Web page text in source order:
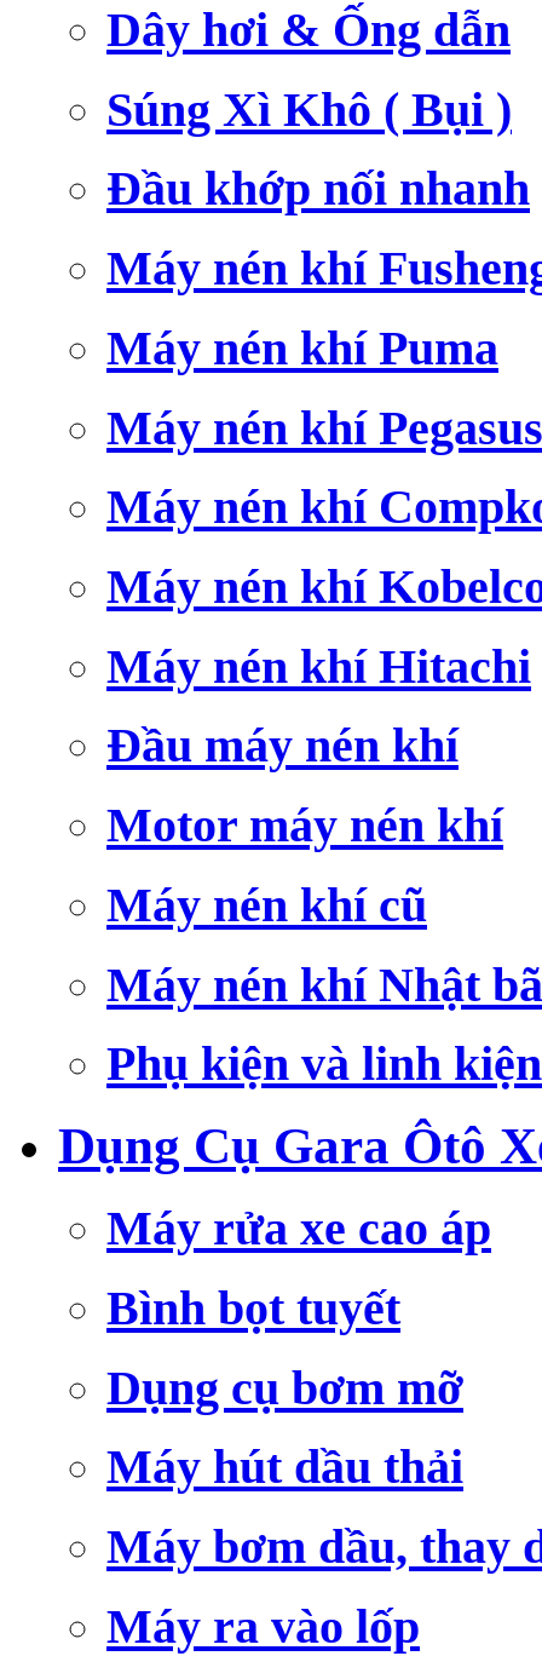
Dây hơi & Ống dẫn
Súng Xì Khô ( Bụi )
Đầu khớp nối nhanh
Máy nén khí
Máy nén khí Puma
Máy nén khí Pegasus
Máy nén khí
Máy nén khí
Máy nén khí Hitachi
Đầu máy nén khí
Motor máy nén khí
Máy nén khí cũ
Máy nén khí Nhật
Phụ kiện và linh kiện
Dụng Cụ Gara Ôtô
Máy rửa xe cao áp
Bình bọt tuyết
Dụng cụ bơm mỡ
Máy hút dầu thải
Máy bơm dầu, thay
Máy ra vào lốp